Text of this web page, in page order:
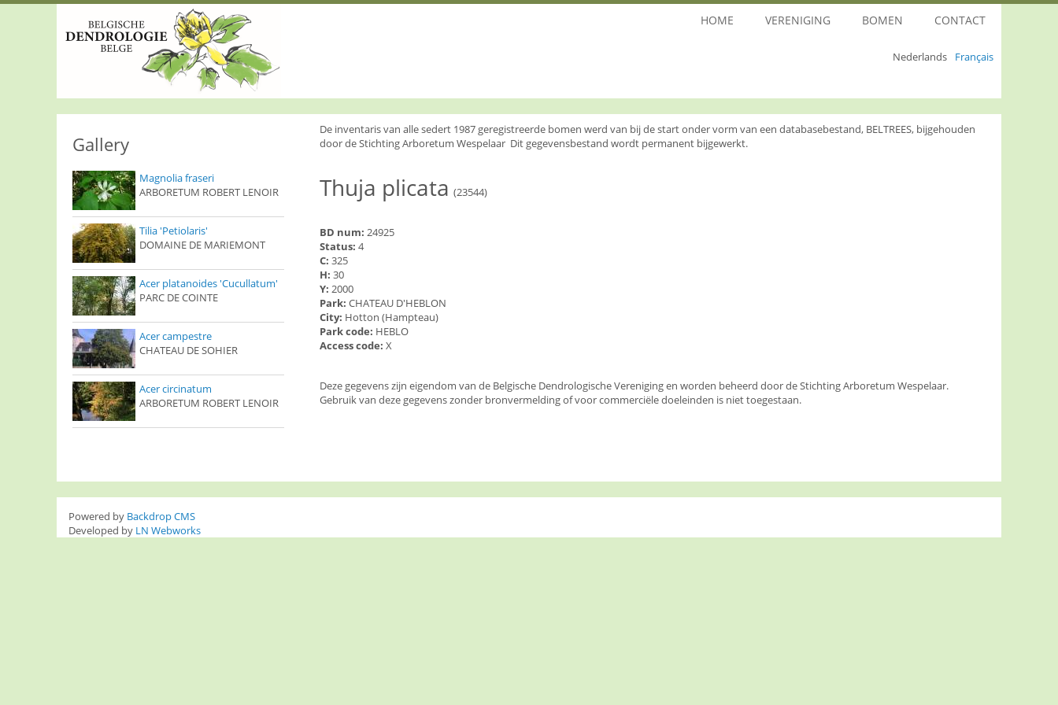
Nederlands Français
HOME VERENIGING BOMEN CONTACT
De inventaris van alle sedert 1987 geregistreerde bomen werd van bij de start onder vorm van een databasebestand, BELTREES, bijgehouden
door de Stichting Arboretum Wespelaar Dit gegevensbestand wordt permanent bijgewerkt.
Thuja plicata (23544)
BD num: 24925
Status: 4
C: 325
H: 30
Y: 2000
Park: CHATEAU D'HEBLON
City: Hotton (Hampteau)
Park code: HEBLO
Access code: X
Deze gegevens zijn eigendom van de Belgische Dendrologische Vereniging en worden beheerd door de Stichting Arboretum Wespelaar.
Gebruik van deze gegevens zonder bronvermelding of voor commerciële doeleinden is niet toegestaan.
Gallery
Magnolia fraseri
ARBORETUM ROBERT LENOIR
Tilia 'Petiolaris'
DOMAINE DE MARIEMONT
Acer platanoides 'Cucullatum'
PARC DE COINTE
Acer campestre
CHATEAU DE SOHIER
Acer circinatum
ARBORETUM ROBERT LENOIR
Powered by Backdrop CMS
Developed by LN Webworks